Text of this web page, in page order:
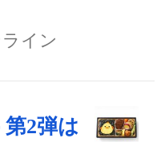
イン
2弾は